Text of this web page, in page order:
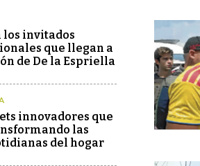
los invitados
que llegan a
de De la Espriella
innovadores que
las
del hogar